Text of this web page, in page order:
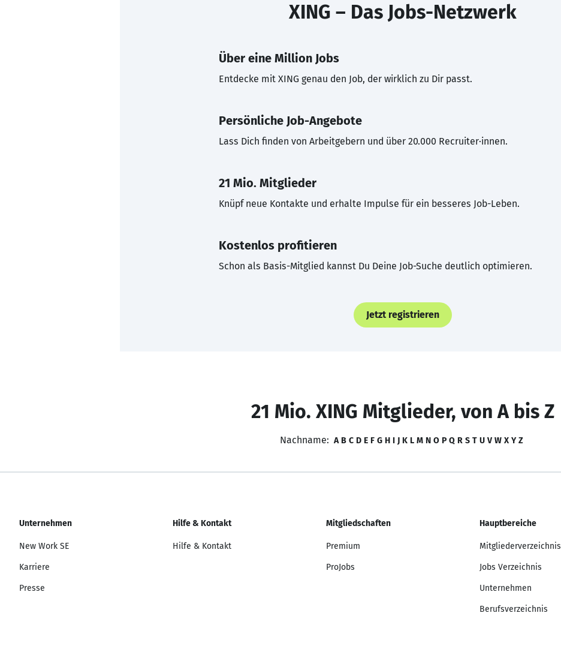
XING – Das Jobs-Netzwerk
Über eine Million Jobs
Entdecke mit XING genau den Job, der wirklich zu Dir passt.
Persönliche Job-Angebote
Lass Dich finden von Arbeitgebern und über 20.000 Recruiter·innen.
21 Mio. Mitglieder
Knüpf neue Kontakte und erhalte Impulse für ein besseres Job-Leben.
Kostenlos profitieren
Schon als Basis-Mitglied kannst Du Deine Job-Suche deutlich optimieren.
Jetzt registrieren
21 Mio. XING Mitglieder, von A bis Z
Nachname: A B C D E F G H I J K L M N O P Q R S T U V W X Y Z
Unternehmen
New Work SE
Karriere
Presse
Hilfe & Kontakt
Hilfe & Kontakt
Mitgliedschaften
Premium
ProJobs
Hauptbereiche
Mitgliederverzeichnis
Jobs Verzeichnis
Unternehmen
Berufsverzeichnis